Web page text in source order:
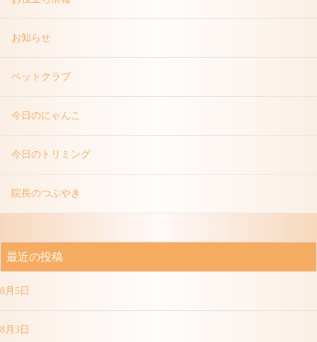
お知らせ
ペットクラブ
今日のにゃんこ
今日のトリミング
院長のつぶやき
最近の投稿
8月5日
8月3日